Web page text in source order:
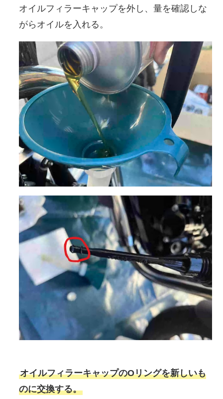
オイルフィラーキャップを外し、量を確認しな
がらオイルを入れる。
オイルフィラーキャップのOリングを新しいも
のに交換する。